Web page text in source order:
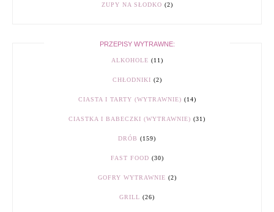
ZUPY NA SŁODKO (2)
PRZEPISY WYTRAWNE:
ALKOHOLE (11)
CHŁODNIKI (2)
CIASTA I TARTY (WYTRAWNIE) (14)
CIASTKA I BABECZKI (WYTRAWNIE) (31)
DRÓB (159)
FAST FOOD (30)
GOFRY WYTRAWNIE (2)
GRILL (26)